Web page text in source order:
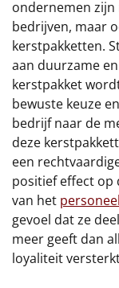
ondernemen
bedrijven, maar
kerstpakketten.
aan duurzame
kerstpakket
bewuste keuze
bedrijf naar de
deze
een
positief effect op
van het personeel
gevoel dat ze
meer geeft dan
loyaliteit